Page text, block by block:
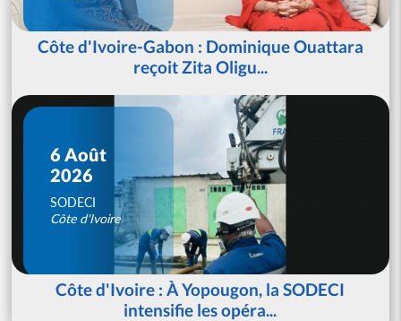
Côte d'Ivoire-Gabon : Dominique Ouattara
reçoit Zita Oligu...
6 Août
2026
SODECI
Côte d'Ivoire
Côte d'Ivoire : À Yopougon, la SODECI
intensifie les opéra...